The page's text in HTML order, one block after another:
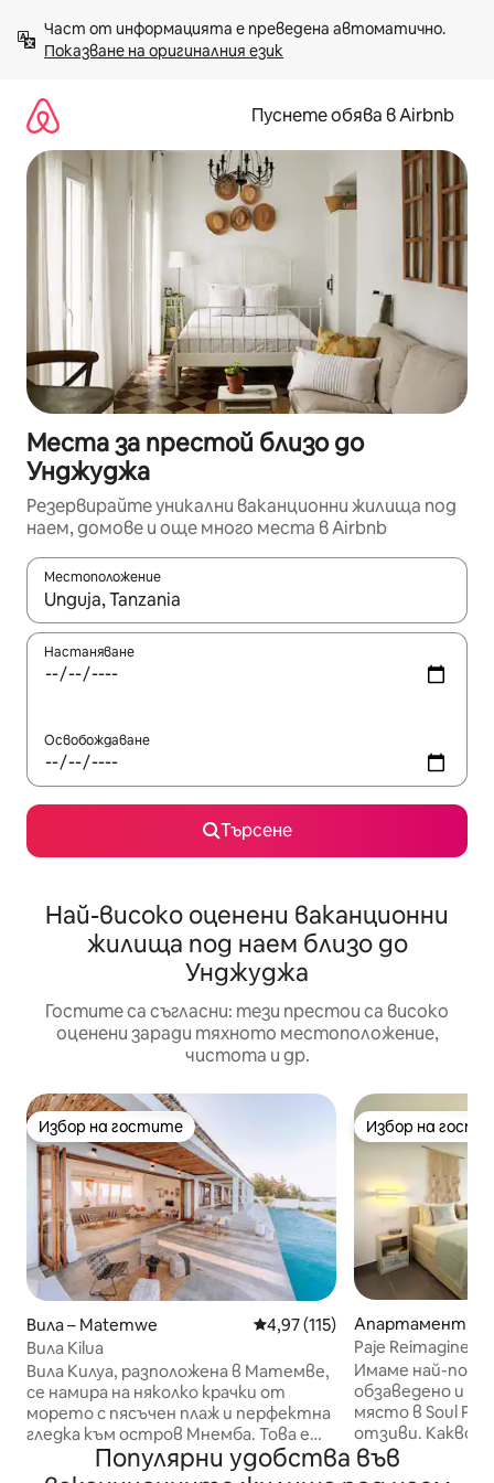
към
съдържанието
Показване на оригиналния език
Пуснете обява в Airbnb
Места за престой близо до
Унджуджа
Резервирайте уникални ваканционни жилища под
наем, домове и още много места в Airbnb
Местоположение
Когато резултатите се покажат, използвайте
Настаняване
Освобождаване
Търсене
Най-високо оценени ваканционни
жилища под наем близо до
Унджуджа
Гостите са съгласни: тези престои са високо
оценени заради тяхното местоположение,
чистота и др.
Избор на гостите
Избор на гостите
Вила – Matemwe Средна оценка: 4,97 от 5,
4,97 (115)
Вила Kilua
Вила Килуа, разположена в Матемве,
се намира на няколко крачки от
морето с пясъчен плаж и перфектна
гледка към остров Мнемба. Това е
най - добрата вила на брега на океана
в Матемве, предлагаща комфорт и
Избор на
Избор на
Апартамент –
Paje Reimagined:
Имаме най-
обзаведено и
място в Soul
отзиви. Какво е включено в цената:
Детегледачка/
Популярни удобства във